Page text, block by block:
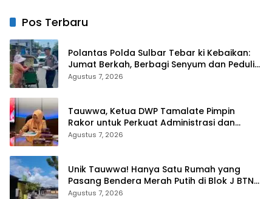
Pos Terbaru
Polantas Polda Sulbar Tebar ki Kebaikan:
Jumat Berkah, Berbagi Senyum dan Peduli
Sepenuh Hati
Agustus 7, 2026
Tauwwa, Ketua DWP Tamalate Pimpin
Rakor untuk Perkuat Administrasi dan
Evaluasi Program
Agustus 7, 2026
Unik Tauwwa! Hanya Satu Rumah yang
Pasang Bendera Merah Putih di Blok J BTN
Lappa Mas 1 Sinjai
Agustus 7, 2026